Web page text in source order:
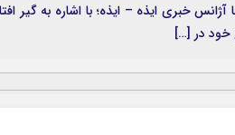
خبری ایذه – ایذه؛ با اشاره به گیر
خود در […]